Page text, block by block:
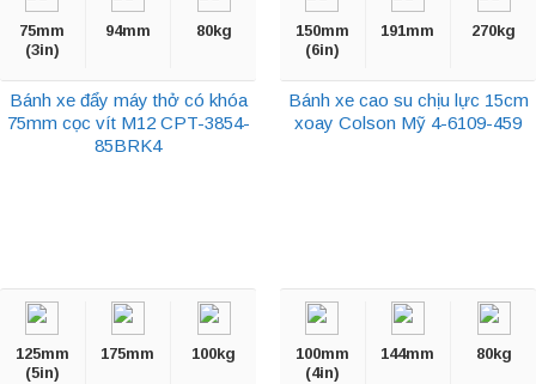
75mm
(3in)
94mm 80kg
Bánh xe đẩy máy thở có khóa
75mm cọc vít M12 CPT-3854-
85BRK4
150mm
(6in)
191mm 270kg
Bánh xe cao su chịu lực 15cm
xoay Colson Mỹ 4-6109-459
125mm
(5in)
175mm 100kg
100mm
(4in)
144mm 80kg